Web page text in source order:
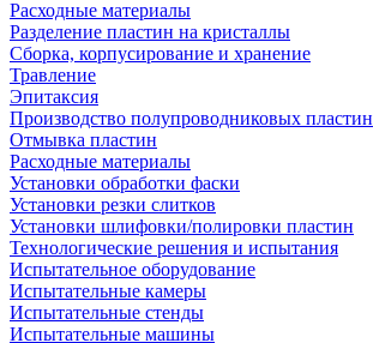
Расходные материалы
Разделение пластин на кристаллы
Сборка, корпусирование и хранение
Травление
Эпитаксия
Производство полупроводниковых пластин
Отмывка пластин
Расходные материалы
Установки обработки фаски
Установки резки слитков
Установки шлифовки/полировки пластин
Технологические решения и испытания
Испытательное оборудование
Испытательные камеры
Испытательные стенды
Испытательные машины